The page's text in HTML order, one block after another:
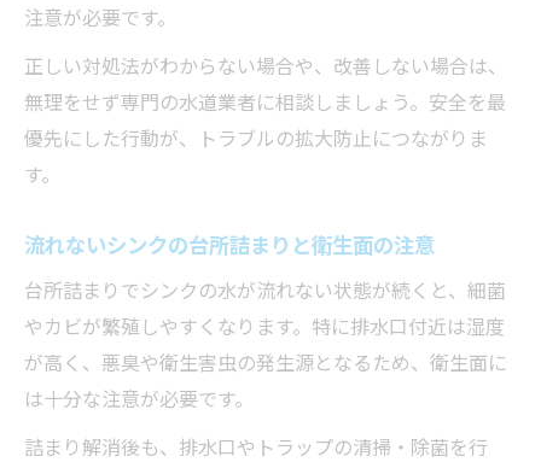
注意が必要です。
正しい対処法がわからない場合や、改善しない場合は、
無理をせず専門の水道業者に相談しましょう。安全を最
優先にした行動が、トラブルの拡大防止につながりま
す。
流れないシンクの台所詰まりと衛生面の注意
台所詰まりでシンクの水が流れない状態が続くと、細菌
やカビが繁殖しやすくなります。特に排水口付近は湿度
が高く、悪臭や衛生害虫の発生源となるため、衛生面に
は十分な注意が必要です。
詰まり解消後も、排水口やトラップの清掃・除菌を行